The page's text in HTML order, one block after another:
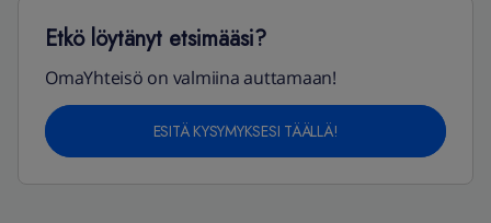
Etkö löytänyt etsimääsi?
OmaYhteisö on valmiina auttamaan!
ESITÄ KYSYMYKSESI TÄÄLLÄ!